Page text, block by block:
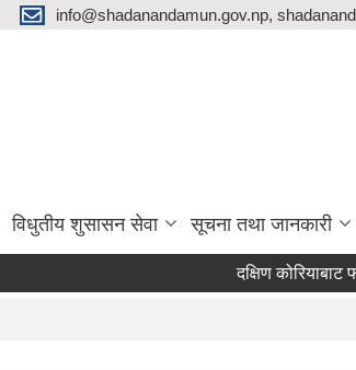
info@shadanandamun.gov.np,
विधुतीय शुसासन सेवा सूचना तथा जानकारी
दक्षिण कोरियाबाट